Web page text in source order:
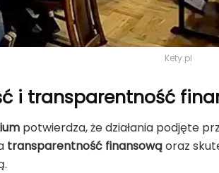
Kety.pl
i transparentność
potwierdza, że działania podjęte
transparentność finansowąoraz